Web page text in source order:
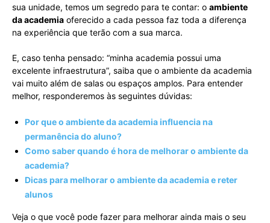
sua unidade, temos um segredo para te contar: o ambiente
da academia oferecido a cada pessoa faz toda a diferença
na experiência que terão com a sua marca.
E, caso tenha pensado: “minha academia possui uma
excelente infraestrutura”, saiba que o ambiente da academia
vai muito além de salas ou espaços amplos. Para entender
melhor, responderemos às seguintes dúvidas:
Por que o ambiente da academia influencia na
permanência do aluno?
Como saber quando é hora de melhorar o ambiente da
academia?
Dicas para melhorar o ambiente da academia e reter
alunos
Veja o que você pode fazer para melhorar ainda mais o seu